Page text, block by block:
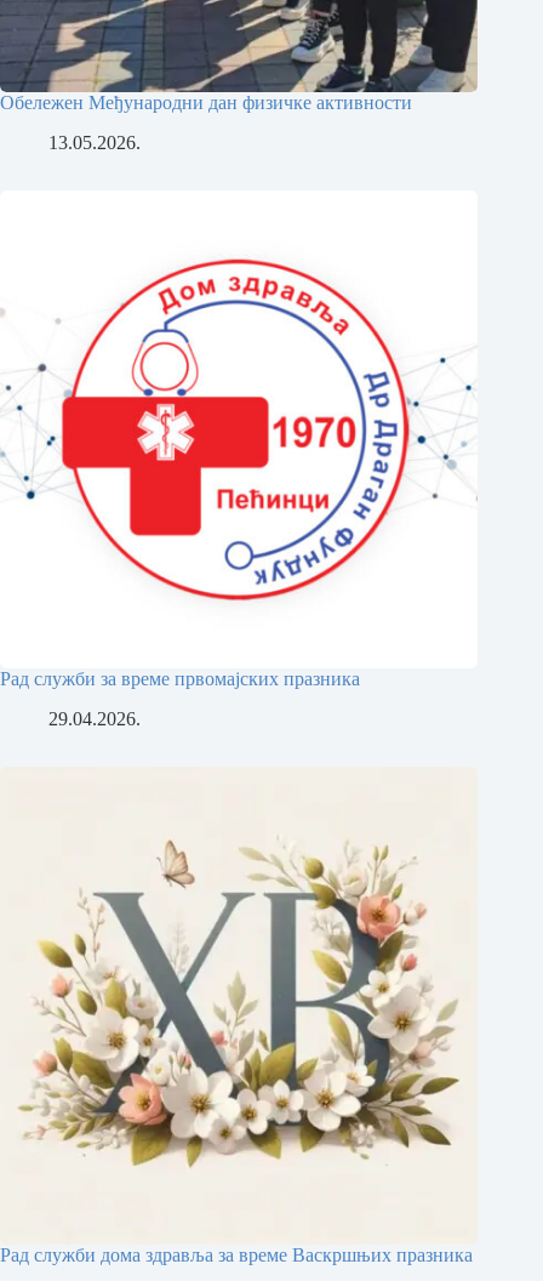
Обележен Међународни дан физичке активности
13.05.2026.
Рад служби за време првомајских празника
29.04.2026.
Рад служби дома здравља за време Васкршњих празника